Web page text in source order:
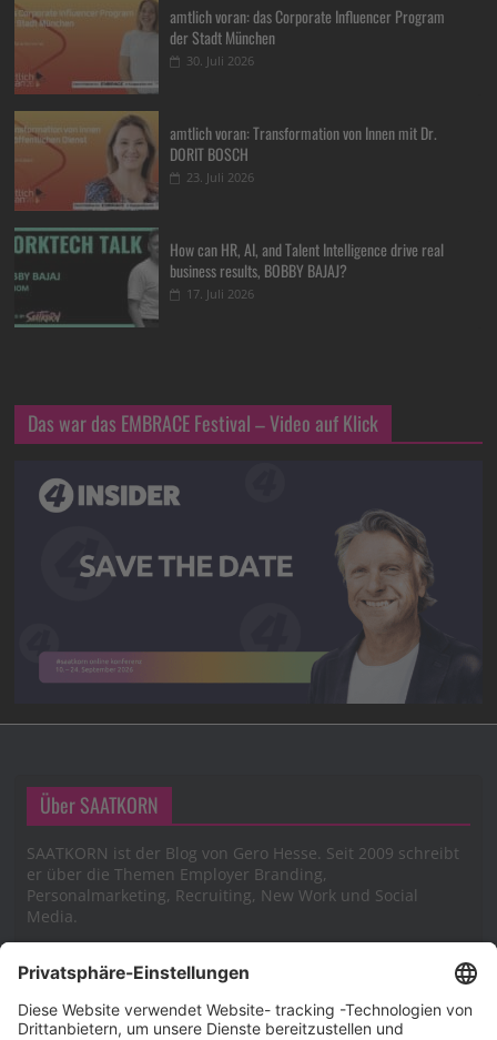
amtlich voran: das Corporate Influencer Program
der Stadt München
30. Juli 2026
amtlich voran: Transformation von Innen mit Dr.
DORIT BOSCH
23. Juli 2026
How can HR, AI, and Talent Intelligence drive real
business results, BOBBY BAJAJ?
17. Juli 2026
Das war das EMBRACE Festival – Video auf Klick
Über SAATKORN
SAATKORN ist der Blog von Gero Hesse. Seit 2009 schreibt
er über die Themen Employer Branding,
Personalmarketing, Recruiting, New Work und Social
Media.
Impressum